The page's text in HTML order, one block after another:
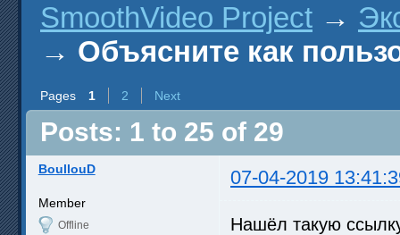
SmoothVideo Project →
→ Объясните как
Pages 1 2 Next
Posts: 1 to 25 of 29
BoullouD 07-04-2019
Member
Offline
Нашёл такую